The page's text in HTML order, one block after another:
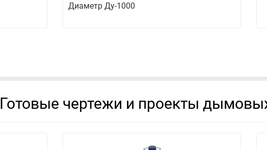
Диаметр Ду-1000
Готовые чертежи и проекты